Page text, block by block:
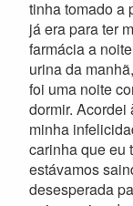
tinha tomado a
já era para ter
farmácia a
urina da
foi uma noite
dormir. Acordei
minha
carinha que eu
estávamos
desesperada